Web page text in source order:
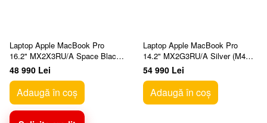
Laptop Apple MacBook Pro
16.2" MX2X3RU/A Space Black
(M4 Pro 24Gb 512Gb)
48 990 Lei
Adaugă în coș
Laptop Apple MacBook Pro
14.2" MX2G3RU/A Silver (M4
Max 36Gb 1Tb)
54 990 Lei
Adaugă în coș